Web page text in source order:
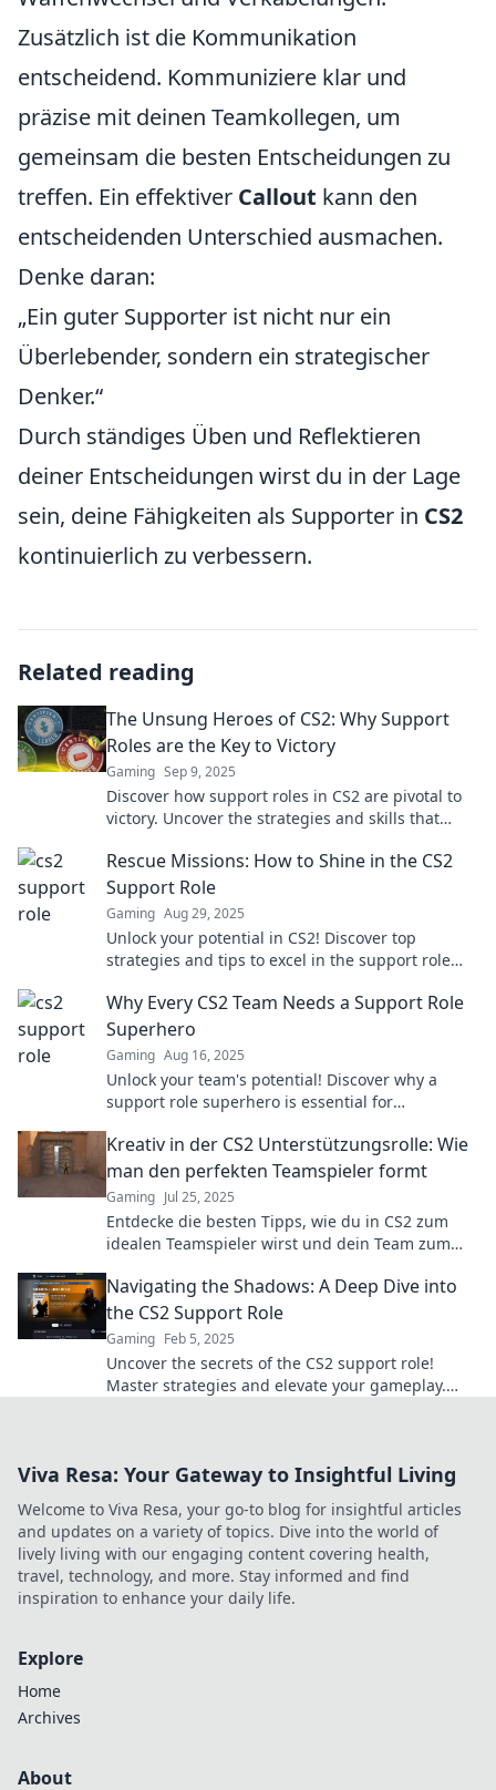
Zusätzlich ist die Kommunikation
entscheidend. Kommuniziere klar und
präzise mit deinen Teamkollegen, um
gemeinsam die besten Entscheidungen zu
treffen. Ein effektiver Callout kann den
entscheidenden Unterschied ausmachen.
Denke daran:
„Ein guter Supporter ist nicht nur ein
Überlebender, sondern ein strategischer
Denker.“
Durch ständiges Üben und Reflektieren
deiner Entscheidungen wirst du in der Lage
sein, deine Fähigkeiten als Supporter in CS2
kontinuierlich zu verbessern.
Related reading
The Unsung Heroes of CS2: Why Support
Roles are the Key to Victory
Gaming Sep 9, 2025
Discover how support roles in CS2 are pivotal to
victory. Uncover the strategies and skills that
Rescue Missions: How to Shine in the CS2
Support Role
Gaming Aug 29, 2025
Unlock your potential in CS2! Discover top
strategies and tips to excel in the support role
Why Every CS2 Team Needs a Support Role
Superhero
Gaming Aug 16, 2025
Unlock your team's potential! Discover why a
support role superhero is essential for
changing strategy!
Kreativ in der CS2 Unterstützungsrolle: Wie
man den perfekten Teamspieler formt
Gaming Jul 25, 2025
Entdecke die besten Tipps, wie du in CS2 zum
idealen Teamspieler wirst und dein Team zum
Navigating the Shadows: A Deep Dive into
the CS2 Support Role
Gaming Feb 5, 2025
Uncover the secrets of the CS2 support role!
Master strategies and elevate your gameplay.
Viva Resa: Your Gateway to Insightful Living
Welcome to Viva Resa, your go-to blog for insightful articles
and updates on a variety of topics. Dive into the world of
lively living with our engaging content covering health,
travel, technology, and more. Stay informed and find
inspiration to enhance your daily life.
Explore
Home
Archives
About